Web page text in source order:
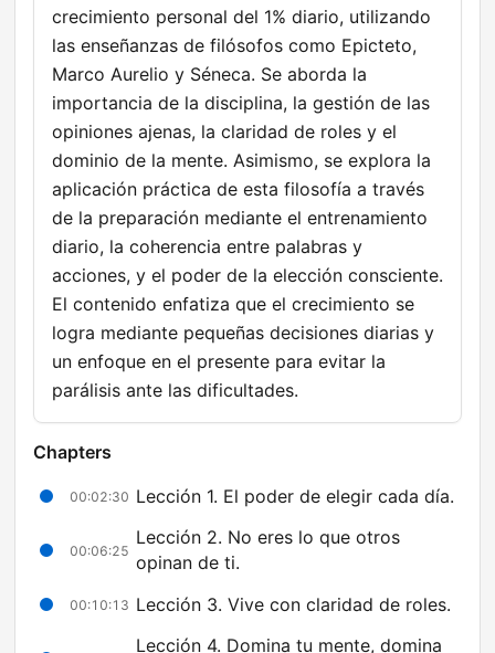
crecimiento personal del 1% diario, utilizando
las enseñanzas de filósofos como Epicteto,
Marco Aurelio y Séneca. Se aborda la
importancia de la disciplina, la gestión de las
opiniones ajenas, la claridad de roles y el
dominio de la mente. Asimismo, se explora la
aplicación práctica de esta filosofía a través
de la preparación mediante el entrenamiento
diario, la coherencia entre palabras y
acciones, y el poder de la elección consciente.
El contenido enfatiza que el crecimiento se
logra mediante pequeñas decisiones diarias y
un enfoque en el presente para evitar la
parálisis ante las dificultades.
Chapters
00:02:30 Lección 1. El poder de elegir cada día.
00:06:25
Lección 2. No eres lo que otros
opinan de ti.
00:10:13 Lección 3. Vive con claridad de roles.
Lección 4. Domina tu mente, domina